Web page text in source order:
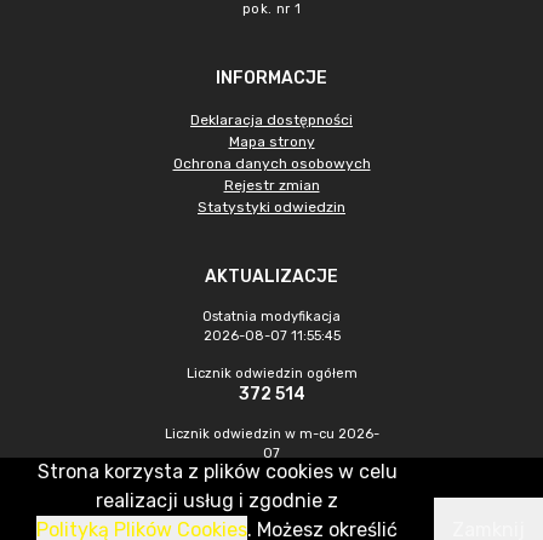
pok. nr 1
INFORMACJE
Deklaracja dostępności
Mapa strony
Ochrona danych osobowych
Rejestr zmian
Statystyki odwiedzin
AKTUALIZACJE
Ostatnia modyfikacja
2026-08-07 11:55:45
Licznik odwiedzin ogółem
372 514
Licznik odwiedzin w m-cu 2026-
07
1 218
CMS & Hosting: Nefeni Sp. z o.o.
Strona korzysta z plików cookies w celu
realizacji usług i zgodnie z
Polityką Plików Cookies. Możesz określić